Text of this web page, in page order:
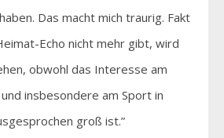
Das macht mich traurig. Fakt
Echo nicht mehr gibt, wird
obwohl das Interesse am
insbesondere am Sport in
groß ist.”